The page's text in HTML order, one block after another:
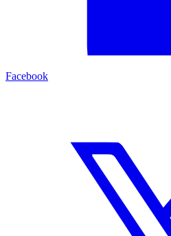
Facebook